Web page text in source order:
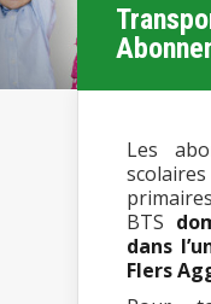
Les
BTS
dans
Flers